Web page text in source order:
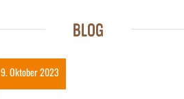
BLOG
9. Oktober 2023